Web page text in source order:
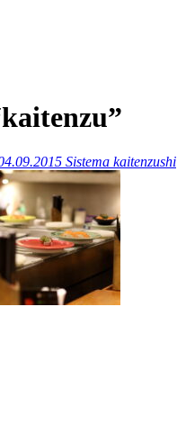
Sistema kaitenzushi